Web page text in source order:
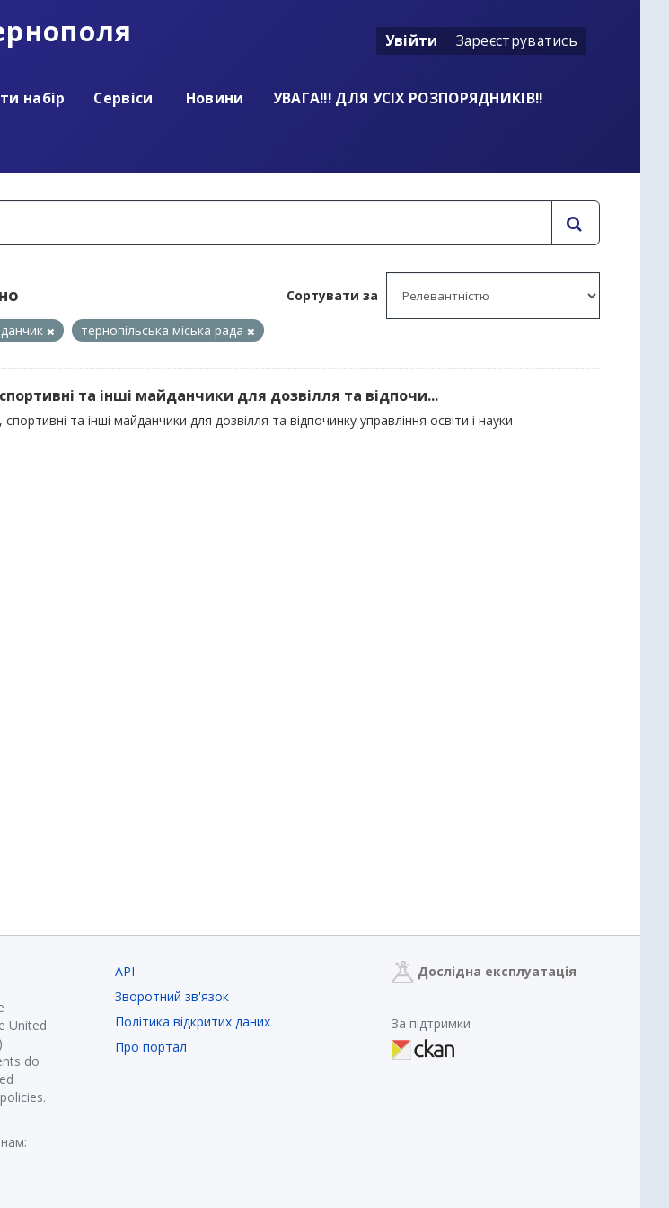
Увійти Зареєструватись
набір Сервіси Новини
УВАГА!!! ДЛЯ УСІХ РОЗПОРЯДНИКІВ!!
Сортувати за
тернопільська міська рада
та інші майданчики для дозвілля та відпочи...
та інші майданчики для дозвілля та відпочинку управління освіти і науки
United
do
API
Зворотний зв'язок
Політика відкритих даних
Про портал
Дослідна експлуатація
За підтримки